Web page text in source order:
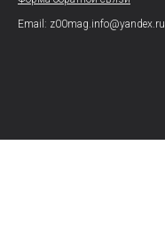
Email: z00mag.info@yandex.ru